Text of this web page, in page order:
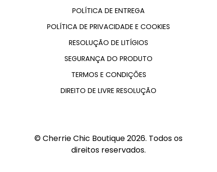
POLÍTICA DE ENTREGA
POLÍTICA DE PRIVACIDADE E COOKIES
RESOLUÇÃO DE LITÍGIOS
SEGURANÇA DO PRODUTO
TERMOS E CONDIÇÕES
DIREITO DE LIVRE RESOLUÇÃO
© Cherrie Chic Boutique 2026. Todos os
direitos reservados.